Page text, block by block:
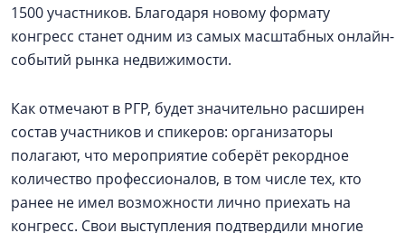
1500 участников. Благодаря новому формату
конгресс станет одним из самых масштабных онлайн-
событий рынка недвижимости.
Как отмечают в РГР, будет значительно расширен
состав участников и спикеров: организаторы
полагают, что мероприятие соберёт рекордное
количество профессионалов, в том числе тех, кто
ранее не имел возможности лично приехать на
конгресс. Свои выступления подтвердили многие